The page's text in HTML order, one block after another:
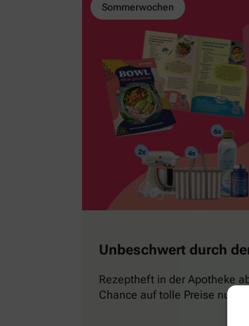
Sommerwochen
Unbeschwert durch
Rezeptheft in der Apotheke
Chance auf tolle Preise nutzen